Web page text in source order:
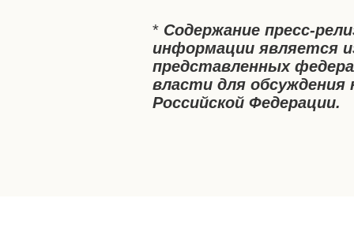
* Содержание пресс-
информации является
представленных
власти для обсуждения
Российской Федерации.